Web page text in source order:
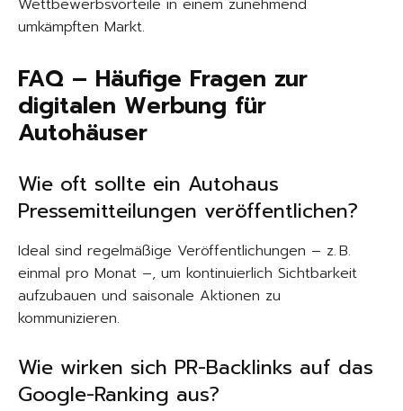
Wettbewerbsvorteile in einem zunehmend
umkämpften Markt.
FAQ – Häufige Fragen zur
digitalen Werbung für
Autohäuser
Wie oft sollte ein Autohaus
Pressemitteilungen veröffentlichen?
Ideal sind regelmäßige Veröffentlichungen – z. B.
einmal pro Monat –, um kontinuierlich Sichtbarkeit
aufzubauen und saisonale Aktionen zu
kommunizieren.
Wie wirken sich PR-Backlinks auf das
Google-Ranking aus?